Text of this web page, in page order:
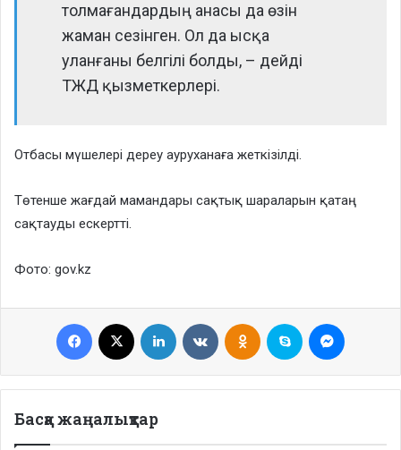
толмағандардың анасы да өзін
жаман сезінген. Ол да ысқа
уланғаны белгілі болды, – дейді
ТЖД қызметкерлері.
Отбасы мүшелері дереу ауруханаға жеткізілді.
Төтенше жағдай мамандары сақтық шараларын қатаң
сақтауды ескертті.
Фото: gov.kz
Facebook LinkedIn VKontakteOdnoklassniki
Skype
Басқа жаңалықтар